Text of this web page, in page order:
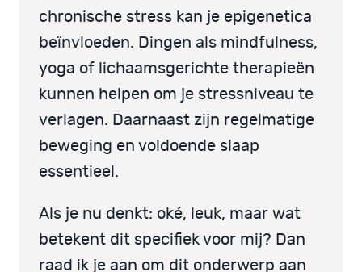
chronische stress kan je epigenetica
beïnvloeden. Dingen als mindfulness,
yoga of lichaamsgerichte therapieën
kunnen helpen om je stressniveau te
verlagen. Daarnaast zijn regelmatige
beweging en voldoende slaap
essentieel.
Als je nu denkt: oké, leuk, maar wat
betekent dit specifiek voor mij? Dan
raad ik je aan om dit onderwerp aan